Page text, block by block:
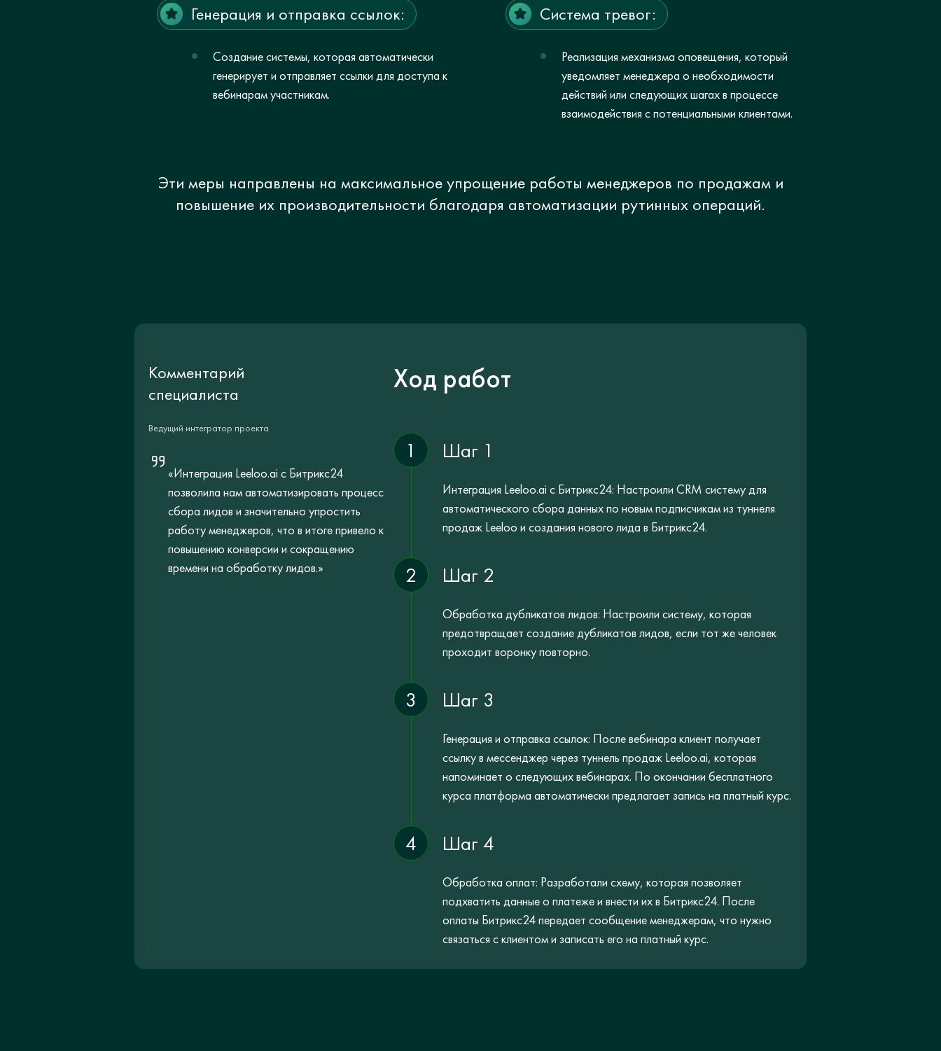
Генерация и отправка ссылок:
Создание системы, которая автоматически
генерирует и отправляет ссылки для доступа к
вебинарам участникам.
Система тревог:
Реализация механизма оповещения, который
уведомляет менеджера о необходимости
действий или следующих шагах в процессе
взаимодействия с потенциальными клиентами.
Эти меры направлены на максимальное упрощение работы менеджеров по продажам и
повышение их производительности благодаря автоматизации рутинных операций.
Комментарий
специалиста
Ведущий интегратор проекта
«Интеграция Leeloo.ai с Битрикс24
позволила нам автоматизировать процесс
сбора лидов и значительно упростить
работу менеджеров, что в итоге привело к
повышению конверсии и сокращению
времени на обработку лидов.»
Ход работ
1 Шаг 1
Интеграция Leeloo.ai с Битрикс24: Настроили CRM систему для
автоматического сбора данных по новым подписчикам из туннеля
продаж Leeloo и создания нового лида в Битрикс24.
2 Шаг 2
Обработка дубликатов лидов: Настроили систему, которая
предотвращает создание дубликатов лидов, если тот же человек
проходит воронку повторно.
3 Шаг 3
Генерация и отправка ссылок: После вебинара клиент получает
ссылку в мессенджер через туннель продаж Leeloo.ai, которая
напоминает о следующих вебинарах. По окончании бесплатного
курса платформа автоматически предлагает запись на платный курс.
4 Шаг 4
Обработка оплат: Разработали схему, которая позволяет
подхватить данные о платеже и внести их в Битрикс24. После
оплаты Битрикс24 передает сообщение менеджерам, что нужно
связаться с клиентом и записать его на платный курс.